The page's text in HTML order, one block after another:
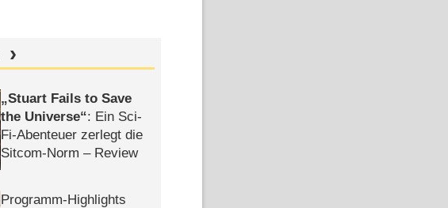
Stuart Fails to Save
the Universe : Ein Sci-
Fi-Abenteuer zerlegt die
Sitcom-Norm – Review
Programm-Highlights